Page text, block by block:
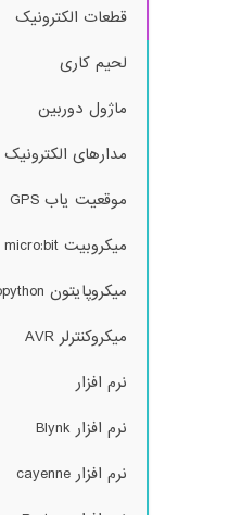
قطعات الکترونیک
لحیم کاری
ماژول دوربین
مدارهای الکترونیک
موقعیت یاب GPS
میکروبیت micro:bit
میکروپایتون Micropython
میکروکنترلر AVR
نرم افزار
نرم افزار Blynk
نرم افزار cayenne